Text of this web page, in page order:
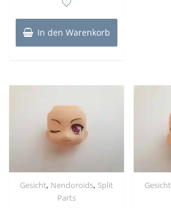
In den Warenkorb
Gesicht, Nendoroids, Split
Parts
Gesicht